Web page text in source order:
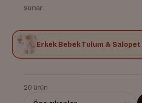
sunar.
Erkek Bebek Tulum & Salopet
20 ürün